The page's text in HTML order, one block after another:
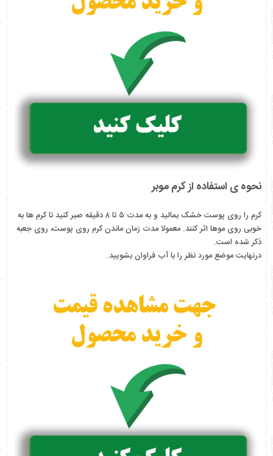
نحوه ی استفاده از کرم موبر
کرم را روی پوست خشک بمالید و به مدت ۵ تا ۸ دقیقه صبر کنید تا کرم ها به
خوبی روی موها اثر کنند. معمولا مدت زمان ماندن کرم روی پوست، روی جعبه
ذکر شده است.
درنهایت موضع مورد نظر را با آب فراوان بشویید.